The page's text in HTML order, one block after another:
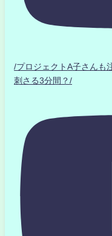
/プロジェクトA子さん
刺さる3分間？/